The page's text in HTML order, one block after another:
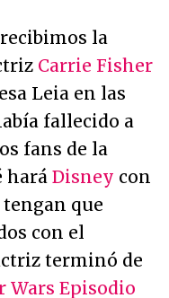
la
Carrie Fisher
Leia en las
fallecido a
fans de la
hará Disney con
que
con el
terminó de
Wars Episodio